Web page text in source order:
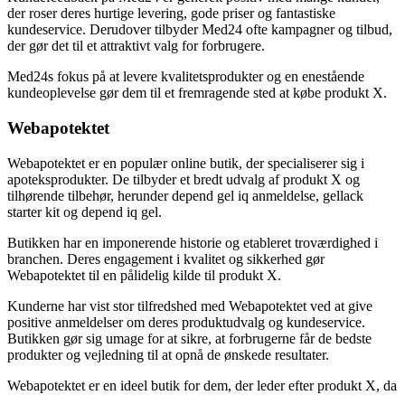
der roser deres hurtige levering, gode priser og fantastiske
kundeservice. Derudover tilbyder Med24 ofte kampagner og tilbud,
der gør det til et attraktivt valg for forbrugere.
Med24s fokus på at levere kvalitetsprodukter og en enestående
kundeoplevelse gør dem til et fremragende sted at købe produkt X.
Webapotektet
Webapotektet er en populær online butik, der specialiserer sig i
apoteksprodukter. De tilbyder et bredt udvalg af produkt X og
tilhørende tilbehør, herunder depend gel iq anmeldelse, gellack
starter kit og depend iq gel.
Butikken har en imponerende historie og etableret troværdighed i
branchen. Deres engagement i kvalitet og sikkerhed gør
Webapotektet til en pålidelig kilde til produkt X.
Kunderne har vist stor tilfredshed med Webapotektet ved at give
positive anmeldelser om deres produktudvalg og kundeservice.
Butikken gør sig umage for at sikre, at forbrugerne får de bedste
produkter og vejledning til at opnå de ønskede resultater.
Webapotektet er en ideel butik for dem, der leder efter produkt X, da